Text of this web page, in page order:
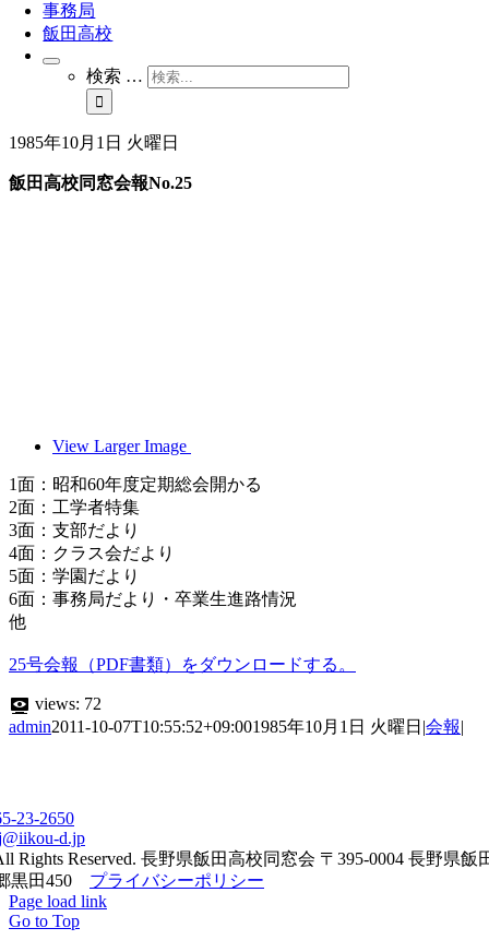
事務局
飯田高校
検索 …
1985年10月1日 火曜日
飯田高校同窓会報No.25
View Larger Image
1面：昭和60年度定期総会開かる
2面：工学者特集
3面：支部だより
4面：クラス会だより
5面：学園だより
6面：事務局だより・卒業生進路情況
他
25号会報（PDF書類）をダウンロードする。
views: 72
admin2011-10-07T10:55:52+09:001985年10月1日 火曜日 |会報|
23-2650
d.jp
Rights Reserved. 長野県飯田高校同窓会 〒395-0004 長野県飯
黒田450 プライバシーポリシー
Page load link
Go to Top